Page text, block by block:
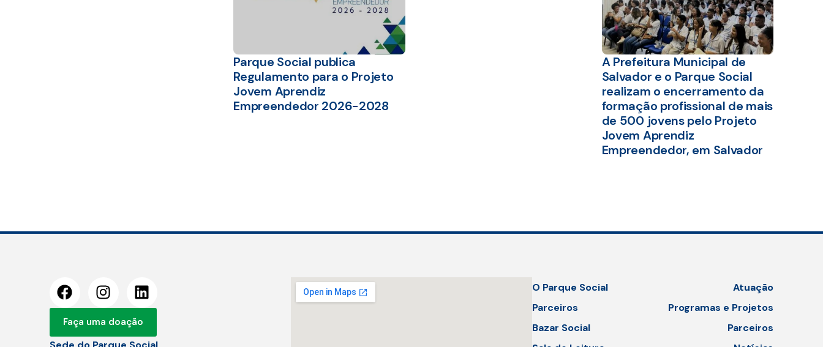
Parque Social publica
Regulamento para o Projeto
Jovem Aprendiz
Empreendedor 2026-2028
A Prefeitura Municipal de
Salvador e o Parque Social
realizam o encerramento da
formação profissional de mais
de 500 jovens pelo Projeto
Jovem Aprendiz
Empreendedor, em Salvador
Faça uma doação
O Parque Social
Parceiros
Bazar Social
Atuação
Programas e Projetos
Parceiros